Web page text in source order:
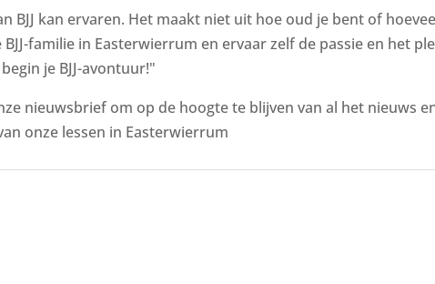
BJJ kan ervaren. Het maakt niet uit hoe oud je bent of
familie in Easterwierrum en ervaar zelf de passie en het
je BJJ-avontuur!"
nieuwsbrief om op de hoogte te blijven van al het nieuws
onze lessen in Easterwierrum